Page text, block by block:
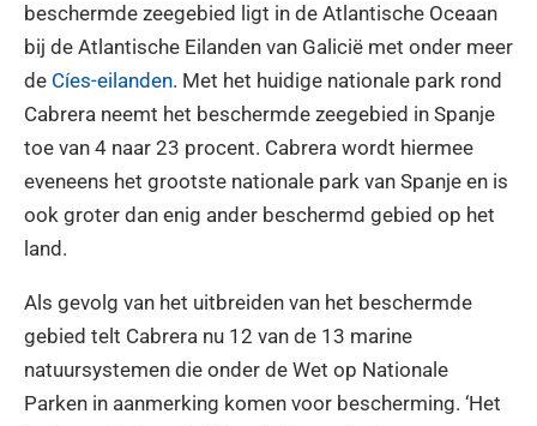
beschermde zeegebied ligt in de Atlantische Oceaan
bij de Atlantische Eilanden van Galicië met onder meer
de Cíes-eilanden. Met het huidige nationale park rond
Cabrera neemt het beschermde zeegebied in Spanje
toe van 4 naar 23 procent. Cabrera wordt hiermee
eveneens het grootste nationale park van Spanje en is
ook groter dan enig ander beschermd gebied op het
land.
Als gevolg van het uitbreiden van het beschermde
gebied telt Cabrera nu 12 van de 13 marine
natuursystemen die onder de Wet op Nationale
Parken in aanmerking komen voor bescherming. ‘Het